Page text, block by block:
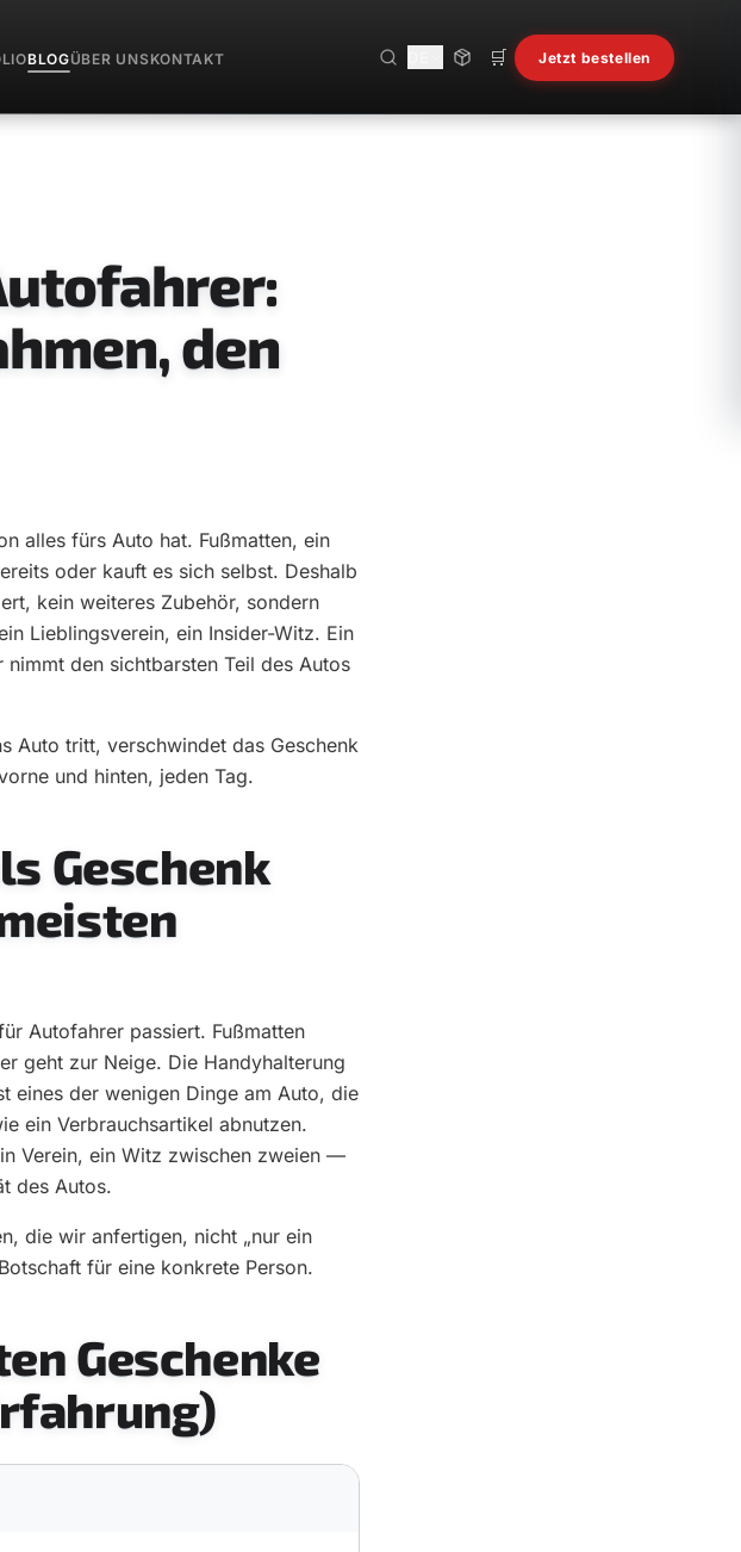
BLOGÜBER UNS KONTAKT 🛒 Jetzt bestellen
den
alles fürs Auto hat. Fußmatten, ein
oder kauft es sich selbst. Deshalb
kein weiteres Zubehör, sondern
Lieblingsverein, ein Insider-Witz. Ein
den sichtbarsten Teil des Autos
Auto tritt, verschwindet das Geschenk
und hinten, jeden Tag.
Geschenk
Autofahrer passiert. Fußmatten
geht zur Neige. Die Handyhalterung
eines der wenigen Dinge am Auto, die
ein Verbrauchsartikel abnutzen.
Verein, ein Witz zwischen zweien —
des Autos.
die wir anfertigen, nicht „nur ein
für eine konkrete Person.
Geschenke